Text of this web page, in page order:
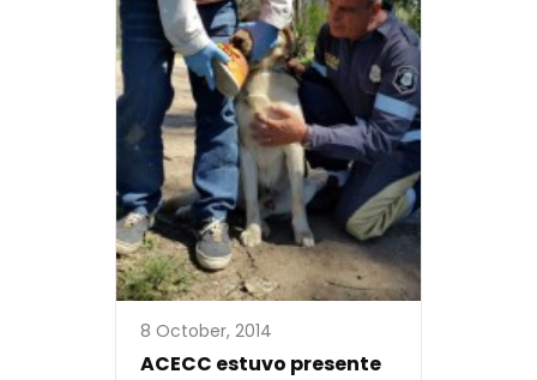
8 October, 2014
ACECC estuvo presente